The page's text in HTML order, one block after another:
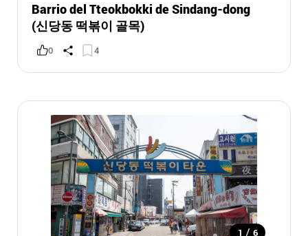
Barrio del Tteokbokki de Sindang-dong
(신당동 떡볶이 골목)
0 4
1 / 6